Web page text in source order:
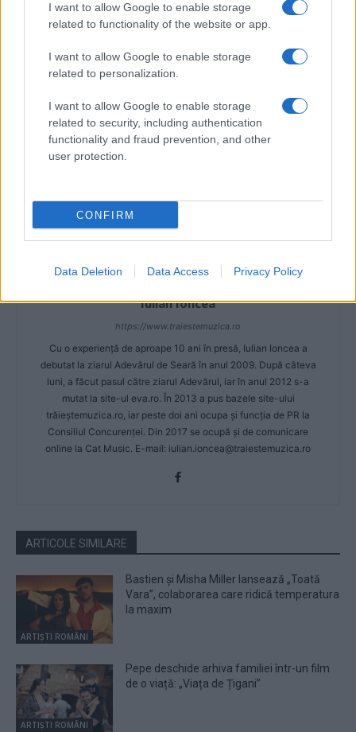
I want to allow Google to enable storage
related to functionality of the website or app.
I want to allow Google to enable storage
related to personalization.
I want to allow Google to enable storage
related to security, including authentication
functionality and fraud prevention, and other
user protection.
CONFIRM
Data Deletion Data Access Privacy Policy
deliric sah mat
melodia sah mat
Elena Gheorghe: „În clasa a
patra mă credeam Xena“
Ilinca Vandici a făcut o
pasiune pentru dulciuri
Iulian Ioncea
https://www.traiestemuzica.ro
Cu o experiență de aproape 10 ani în presă, Iulian Ioncea a
debutat la ziarul Adevărul de Seară în anul 2009. După câteva
luni, a făcut pasul către ziarul Adevărul, iar în anul 2012 s-a
mutat la site-ul eva.ro. În 2013 a pus bazele site-ului
trăieștemuzica.ro, iar peste doi ani ocupa și funcția de PR la
Consiliul Concurenței. Din 2017 se ocupă și de comunicare
online la Cat Music. E-mail: iulian.ioncea@traiestemuzica.ro
ARTICOLE SIMILARE
ARTIȘTI ROMÂNI
Bastien și Misha Miller lansează „Toată
Vara”, colaborarea care ridică temperatura
la maxim
ARTIȘTI ROMÂNI
Pepe deschide arhiva familiei într-un film
de o viață: „Viața de Țigani”